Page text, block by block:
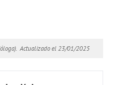
Actualizado el 23/01/2025